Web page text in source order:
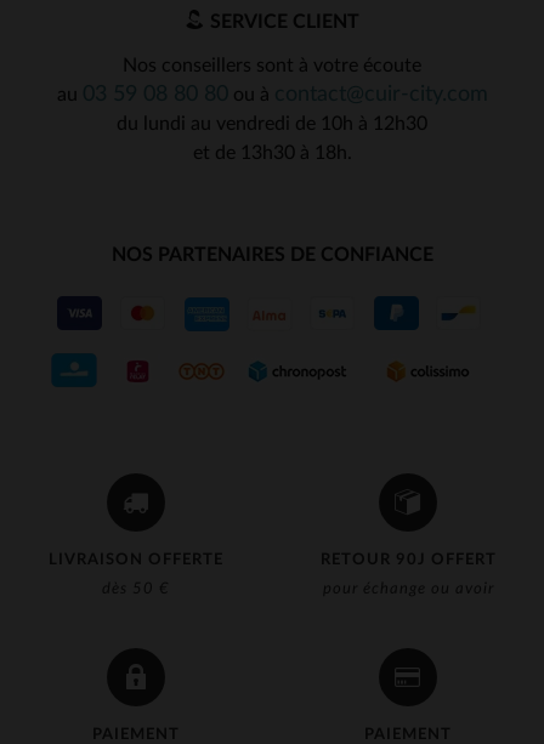
LIVRAISON OFFERTE
dès 50 €
RETOUR 90J OFFERT
pour échange ou avoir
PAIEMENT
PAIEMENT
SERVICE CLIENT
Nos conseillers sont à votre écoute
au
ou à
du lundi au vendredi de 10h à 12h30
et de 13h30 à 18h.
NOS PARTENAIRES DE CONFIANCE